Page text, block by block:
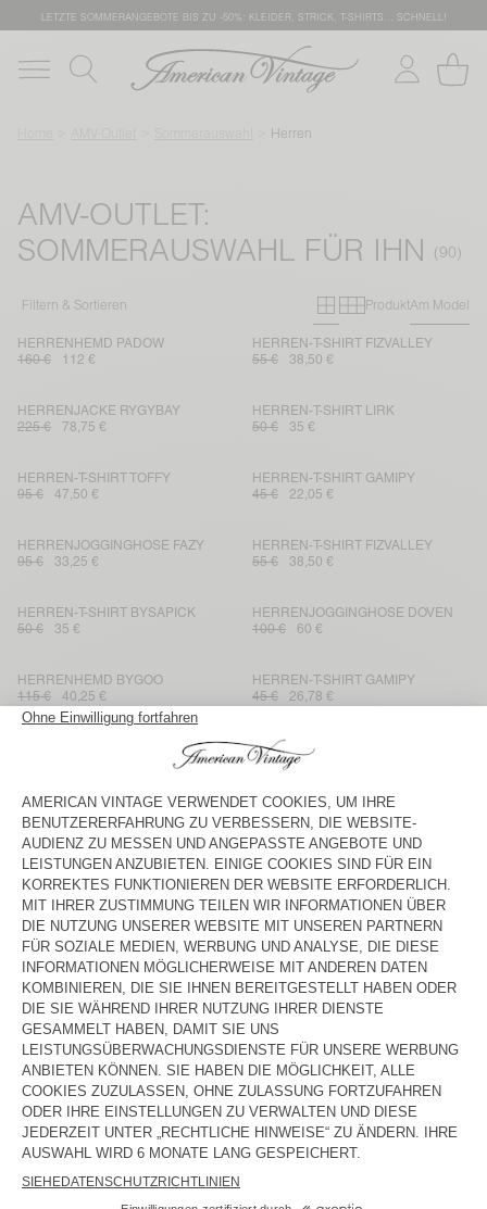
LETZTE SOMMERANGEBOTE BIS ZU -50%: KLEIDER, STRICK, T-SHIRTS… SCHNELL!
Herren
AMV-OUTLET:
SOMMERAUSWAHL FÜR IHN
Filtern & Sortieren Primary grid
Secondary
ProduktAm Model
HERRENHEMD PADOW
160 €
112 €
HERREN-T-SHIRT FIZVALLEY
55 €
38,50 €
HERRENJACKE RYGYBAY
225 €
78,75 €
HERREN-T-SHIRT LIRK
50 €
35 €
HERREN-T-SHIRT TOFFY
95 €
47,50 €
HERREN-T-SHIRT GAMIPY
45 €
22,05 €
HERRENJOGGINGHOSE FAZY
95 €
33,25 €
HERREN-T-SHIRT FIZVALLEY
55 €
38,50 €
HERREN-T-SHIRT BYSAPICK
50 €
35 €
HERRENJOGGINGHOSE DOVEN
100 €
60 €
HERRENHEMD BYGOO
115 €
40,25 €
HERREN-T-SHIRT GAMIPY
45 €
26,78 €
HERREN-KURZE HOSE DOVEN
65 €
45,50 €
HERRENJACKE FAOW
160 €
56 €
HERREN-KURZE HOSE ATUBAY
90 €
54 €
HERREN-T-SHIRT YKOBOW - 20
YEARS
55 €
38,50 €
HERRENCARDIGAN VITOW
225 € 157,50 €
HERREN-SWEATSHIRT IZUBIRD
130 €
45,50 €
HERRENHEMD BAILOW
125 €
43,75 €
HERRENJACKE HOKTOWN
175 €
122,50 €
HERRENHOSE PADOW
130 €
91 €
HERREN-T-SHIRT GAMIPY
45 €
18,90 €
HERREN-KURZE HOSE TOFFY
90 €
45 €
70 €
24,50 €